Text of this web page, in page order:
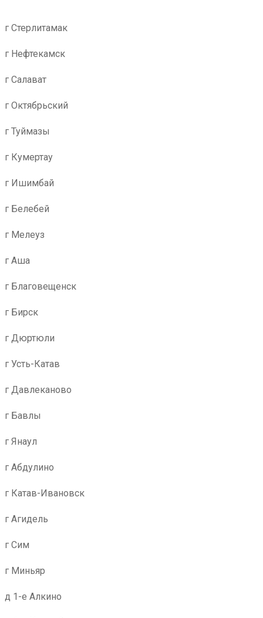
г Стерлитамак
г Нефтекамск
г Салават
г Октябрьский
г Туймазы
г Кумертау
г Ишимбай
г Белебей
г Мелеуз
г Аша
г Благовещенск
г Бирск
г Дюртюли
г Усть-Катав
г Давлеканово
г Бавлы
г Янаул
г Абдулино
г Катав-Ивановск
г Агидель
г Сим
г Миньяр
д 1-е Алкино